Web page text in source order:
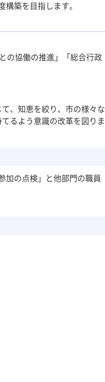
築を目指します。
の協働の推進」「総合行政
、知恵を絞り、市の様々な
るよう意識の改革を図りま
加の点検」と他部門の職員